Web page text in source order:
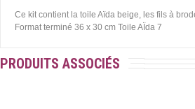
Ce kit contient la toile Aïda beige, les fils à
Format terminé 36 x 30 cm Toile AÏda 7
PRODUITS ASSOCIÉS